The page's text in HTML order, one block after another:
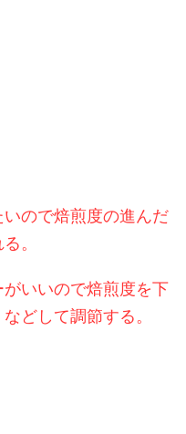
ので焙煎度の進んだ
。
いいので焙煎度を下
どして調節する。